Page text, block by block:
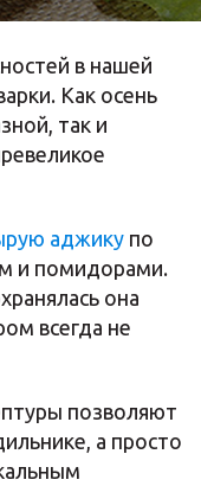
в нашей
Как осень
так и
аджику по
и помидорами.
она
всегда не
позволяют
а просто